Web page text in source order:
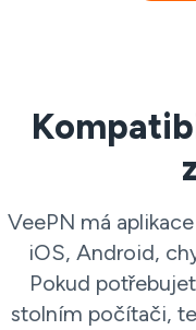
VeePN má
iOS, Android,
Pokud
stolním počítači,